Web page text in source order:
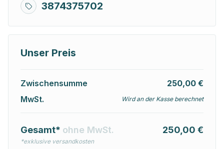
3874375702
Unser Preis
Zwischensumme
250,00 €
MwSt.
Wird an der Kasse berechnet
Gesamt* ohne MwSt.
*exklusive versandkosten
250,00 €